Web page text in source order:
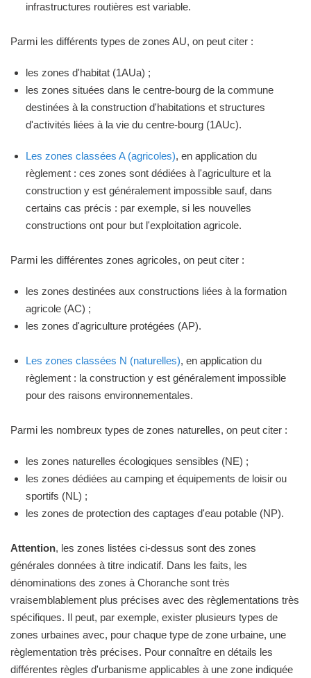
infrastructures routières est variable.
Parmi les différents types de zones AU, on peut citer :
les zones d'habitat (1AUa) ;
les zones situées dans le centre-bourg de la commune
destinées à la construction d'habitations et structures
d'activités liées à la vie du centre-bourg (1AUc).
Les zones classées A (agricoles), en application du
règlement : ces zones sont dédiées à l'agriculture et la
construction y est généralement impossible sauf, dans
certains cas précis : par exemple, si les nouvelles
constructions ont pour but l'exploitation agricole.
Parmi les différentes zones agricoles, on peut citer :
les zones destinées aux constructions liées à la formation
agricole (AC) ;
les zones d'agriculture protégées (AP).
Les zones classées N (naturelles), en application du
règlement : la construction y est généralement impossible
pour des raisons environnementales.
Parmi les nombreux types de zones naturelles, on peut citer :
les zones naturelles écologiques sensibles (NE) ;
les zones dédiées au camping et équipements de loisir ou
sportifs (NL) ;
les zones de protection des captages d'eau potable (NP).
Attention, les zones listées ci-dessus sont des zones
générales données à titre indicatif. Dans les faits, les
dénominations des zones à Choranche sont très
vraisemblablement plus précises avec des règlementations très
spécifiques. Il peut, par exemple, exister plusieurs types de
zones urbaines avec, pour chaque type de zone urbaine, une
règlementation très précises. Pour connaître en détails les
différentes règles d'urbanisme applicables à une zone indiquée